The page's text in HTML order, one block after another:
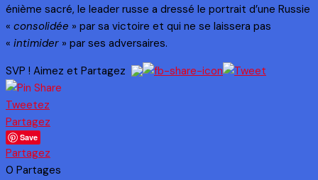
énième sacré, le leader russe a dressé le portrait d’une Russie
« consolidée » par sa victoire et qui ne se laissera pas
« intimider » par ses adversaires.
SVP ! Aimez et Partagez
Tweetez
Partagez
Save
Partagez
0 Partages